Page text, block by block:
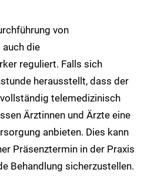
von
die
reguliert. Falls sich
herausstellt, dass der
telemedizinisch
Ärztinnen und Ärzte eine
anbieten. Dies kann
Präsenztermin in der Praxis
Behandlung sicherzustellen.